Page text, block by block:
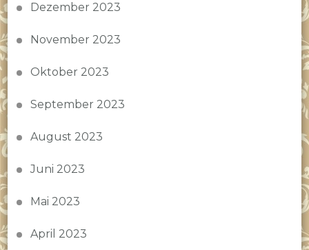
Dezember 2023
November 2023
Oktober 2023
September 2023
August 2023
Juni 2023
Mai 2023
April 2023